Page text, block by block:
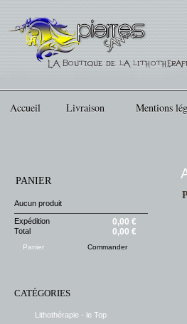
Accueil Livraison Mentions
PANIER
Aucun produit
Expédition 0,00 €
Total 0,00 €
Panier Commander
CATÉGORIES
Lithothérapie - le Top